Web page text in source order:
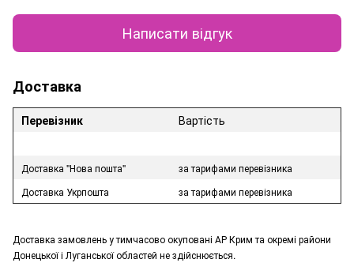
Написати відгук
Доставка
Перевізник Вартість
Доставка "Нова пошта"
за тарифами перевізника
Доставка Укрпошта
за тарифами перевізника
Доставка замовлень у тимчасово окуповані АР Крим та окремі райони
Донецької і Луганської областей не здійснюється.